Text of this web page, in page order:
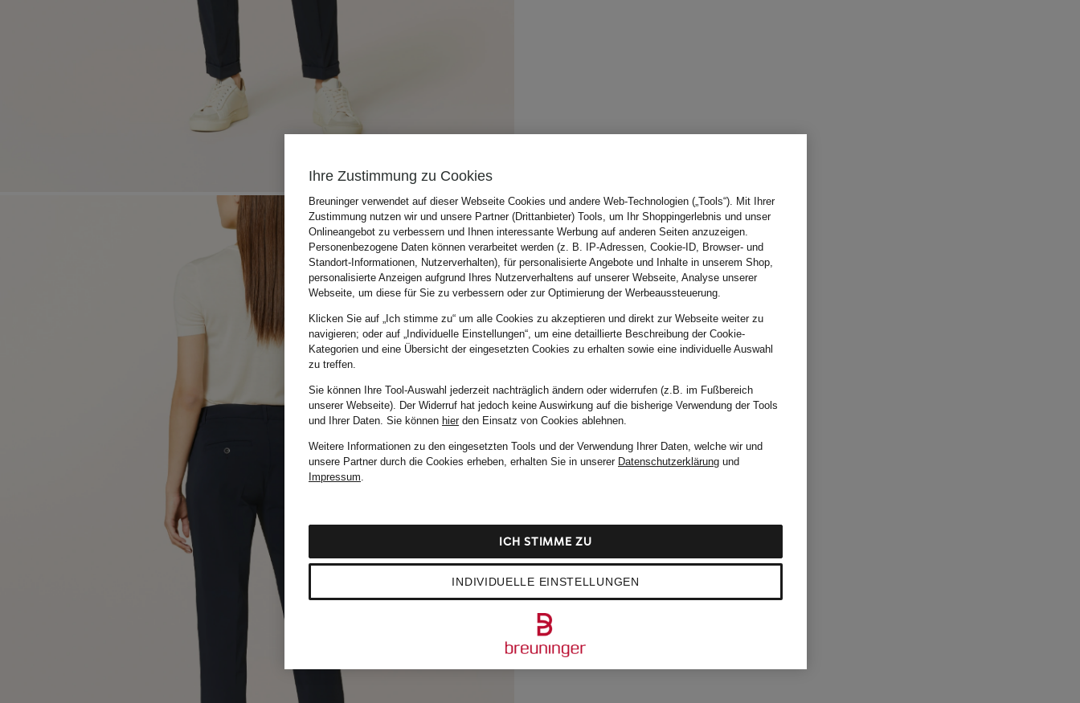
Ihre Zustimmung zu Cookies
Breuninger verwendet auf dieser Webseite Cookies und andere Web-Technologien („Tools“). Mit Ihrer
Zustimmung nutzen wir und unsere Partner (Drittanbieter) Tools, um Ihr Shoppingerlebnis und unser
Onlineangebot zu verbessern und Ihnen interessante Werbung auf anderen Seiten anzuzeigen.
Personenbezogene Daten können verarbeitet werden (z. B. IP-Adressen, Cookie-ID, Browser- und
Standort-Informationen, Nutzerverhalten), für personalisierte Angebote und Inhalte in unserem Shop,
personalisierte Anzeigen aufgrund Ihres Nutzerverhaltens auf unserer Webseite, Analyse unserer
Webseite, um diese für Sie zu verbessern oder zur Optimierung der Werbeaussteuerung.
Klicken Sie auf „Ich stimme zu“ um alle Cookies zu akzeptieren und direkt zur Webseite weiter zu
navigieren; oder auf „Individuelle Einstellungen“, um eine detaillierte Beschreibung der Cookie-
Kategorien und eine Übersicht der eingesetzten Cookies zu erhalten sowie eine individuelle Auswahl
zu treffen.
Sie können Ihre Tool-Auswahl jederzeit nachträglich ändern oder widerrufen (z.B. im Fußbereich
unserer Webseite). Der Widerruf hat jedoch keine Auswirkung auf die bisherige Verwendung der Tools
und Ihrer Daten. Sie können hierden Einsatz von Cookies ablehnen.
Weitere Informationen zu den eingesetzten Tools und der Verwendung Ihrer Daten, welche wir und
unsere Partner durch die Cookies erheben, erhalten Sie in unserer Datenschutzerklärung und
Impressum.
INDIVIDUELLE EINSTELLUNGEN
ICH STIMME ZU